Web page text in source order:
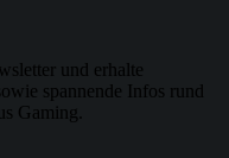
und erhalte
spannende Infos rund
Gaming.